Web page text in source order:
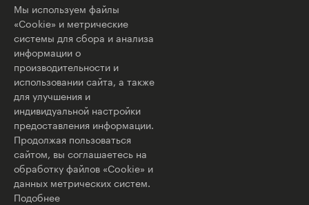
Мы используем файлы
«Cookie» и метрические
системы для сбора и анализа
информации о
производительности и
использовании сайта, а также
для улучшения и
индивидуальной настройки
предоставления информации.
Продолжая пользоваться
сайтом, вы соглашаетесь на
обработку файлов «Cookie» и
данных метрических систем.
Подобнее